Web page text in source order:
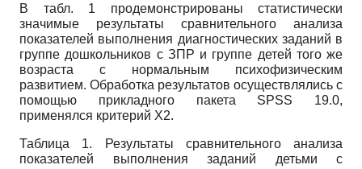
В табл. 1 продемонстрированы статистически
значимые результаты сравнительного анализа
показателей выполнения диагностических заданий в
группе дошкольников с ЗПР и группе детей того же
возраста с нормальным психофизическим
развитием. Обработка результатов осуществлялись с
помощью прикладного пакета SPSS 19.0,
применялся критерий Х2.
Таблица 1. Результаты сравнительного анализа
показателей выполнения заданий детьми с